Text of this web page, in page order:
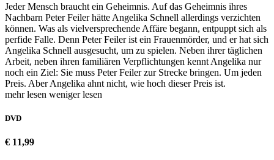
Jeder Mensch braucht ein Geheimnis. Auf das Geheimnis ihres
Nachbarn Peter Feiler hätte Angelika Schnell allerdings verzichten
können. Was als vielversprechende Affäre begann, entpuppt sich als
perfide Falle. Denn Peter Feiler ist ein Frauenmörder, und er hat sich
Angelika Schnell ausgesucht, um zu spielen. Neben ihrer täglichen
Arbeit, neben ihren familiären Verpflichtungen kennt Angelika nur
noch ein Ziel: Sie muss Peter Feiler zur Strecke bringen. Um jeden
Preis. Aber Angelika ahnt nicht, wie hoch dieser Preis ist.
mehr lesen weniger lesen
DVD
€ 11,99